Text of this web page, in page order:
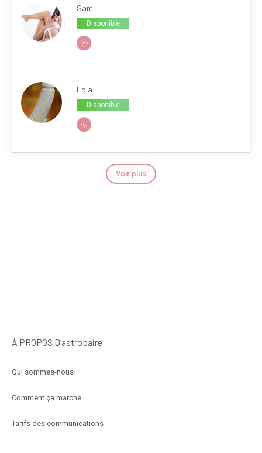
Sam
Disponible
Lola
Disponible
Voir plus
À PROPOS D’astropaire
Qui sommes-nous
Comment ça marche
Tarifs des communications